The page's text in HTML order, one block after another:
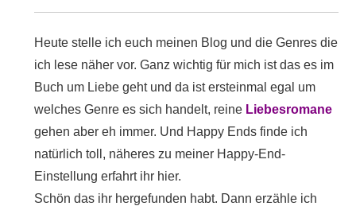
Heute stelle ich euch meinen Blog und die Genres die
ich lese näher vor. Ganz wichtig für mich ist das es im
Buch um Liebe geht und da ist ersteinmal egal um
welches Genre es sich handelt, reine Liebesromane
gehen aber eh immer. Und Happy Ends finde ich
natürlich toll, näheres zu meiner Happy-End-
Einstellung erfahrt ihr hier.
Schön das ihr hergefunden habt. Dann erzähle ich